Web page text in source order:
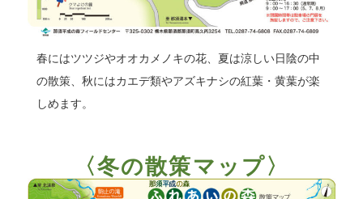
春にはツツジやオオカメノキの花、夏は涼しい日陰の中
の散策、秋にはカエデ類やアズキナシの紅葉・黄葉が楽
しめます。
〈冬の散策マップ〉